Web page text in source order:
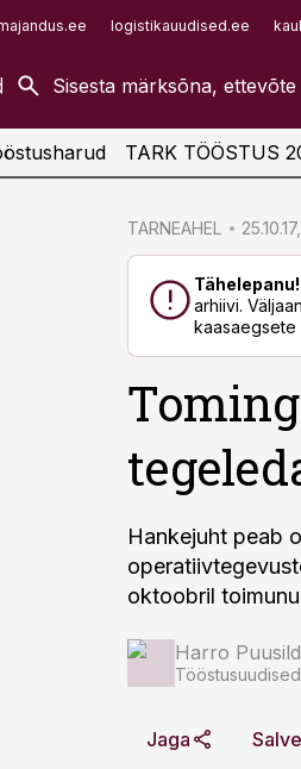
logistikauudised.ee
imelineajalugu.ee
TARK TÖÖSTUS
TARNEAHEL
Tähelepanu!
arhiivi.
kaasaegsete
Hankejuht peab
oktoobril
Harro Puusild
Jaga